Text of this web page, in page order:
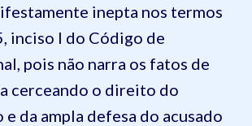
inepta nos termos
inciso I do Código de
pois não narra os fatos de
cerceando o direito do
da ampla defesa do acusado